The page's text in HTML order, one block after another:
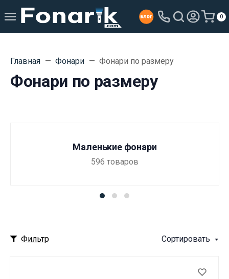
0
Главная Фонари Фонари по размеру
Фонари по размеру
Маленькие фонари
596 товаров
Фильтр Сортировать